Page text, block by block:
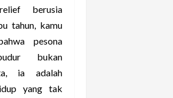
berusia
tahun, kamu
pesona
bukan
ia adalah
yang tak